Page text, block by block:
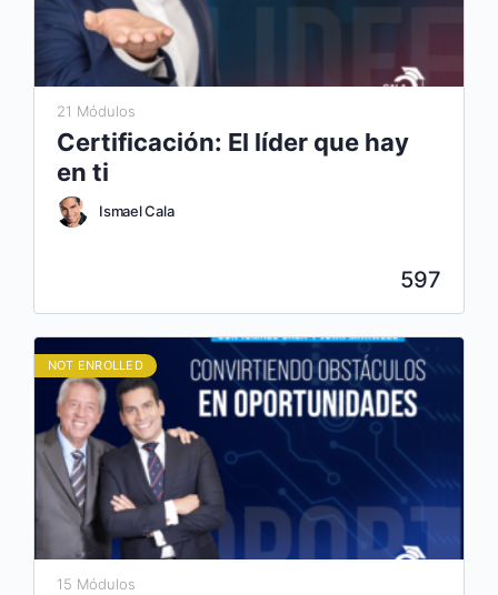
21 Módulos
Certificación: El líder que hay
en ti
Ismael Cala
597
NOT ENROLLED
15 Módulos